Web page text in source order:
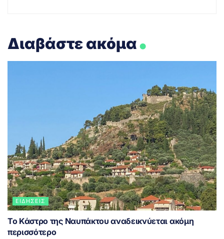
Διαβάστε ακόμα.
ΕΙΔΉΣΕΙΣ
Το Κάστρο της Ναυπάκτου αναδεικνύεται ακόμη
περισσότερο